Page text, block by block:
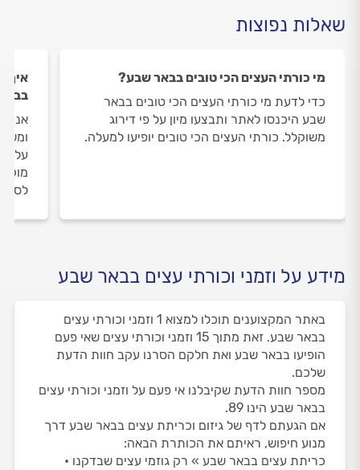
שאלות נפוצות
מי כורתי העצים הכי טובים בבאר שבע?
כדי לדעת מי כורתי העצים הכי טובים בבאר
שבע היכנסו לאתר ותבצעו מיון על פי דירוג
משוקלל. כורתי העצים הכי טובים יופיעו למעלה.
איך
על
מידע על וזמני וכורתי עצים בבאר שבע
באתר המקצוענים תוכלו למצוא 1 וזמני וכורתי עצים
בבאר שבע. זאת מתוך 15 וזמני וכורתי עצים שאי פעם
הופיעו בבאר שבע ואת חלקם הסרנו עקב חוות הדעת
שלכם.
מספר חוות הדעת שקיבלנו אי פעם על וזמני וכורתי עצים
בבאר שבע הינו 89.
אם הגעתם לדף של גיזום וכריתת עצים בבאר שבע דרך
מנוע חיפוש, ראיתם את הכותרת הבאה:
כריתת עצים בבאר שבע » רק גוזמי עצים שבדקנו •